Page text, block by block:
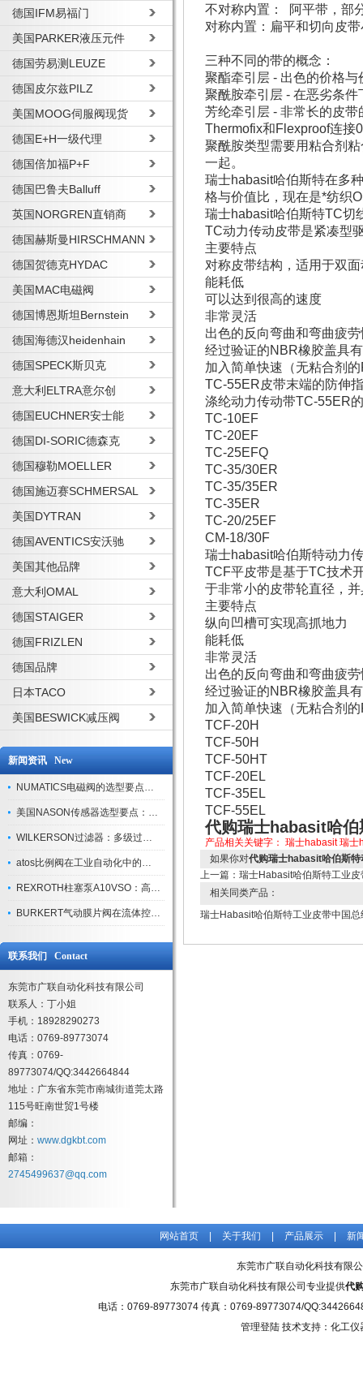
德国IFM易福门
美国PARKER液压元件
德国劳易测LEUZE
德国皮尔兹PILZ
美国MOOG伺服阀现货
德国E+H一级代理
德国倍加福P+F
德国巴鲁夫Balluff
英国NORGREN直销商
德国赫斯曼HIRSCHMANN
德国贺德克HYDAC
美国MAC电磁阀
德国博恩斯坦Bernstein
德国海德汉heidenhain
德国SPECK斯贝克
意大利ELTRA意尔创
德国EUCHNER安士能
德国DI-SORIC德森克
德国穆勒MOELLER
德国施迈赛SCHMERSAL
美国DYTRAN
德国AVENTICS安沃驰
美国其他品牌
意大利OMAL
德国STAIGER
德国FRIZLEN
德国品牌
日本TACO
美国BESWICK减压阀
新闻资讯 New
NUMATICS电磁阀的选型要点与使用注意事项
美国NASON传感器选型要点：精度、量程与接口适配指南
WILKERSON过滤器：多级过滤技术，适配多行业净化需求
atos比例阀在工业自动化中的关键应用
REXROTH柱塞泵A10VSO：高效液压系统的核心组件
BURKERT气动膜片阀在流体控制中的应用
联系我们 Contact
东莞市广联自动化科技有限公司
联系人：丁小姐
手机：18928290273
电话：0769-89773074
传真：0769-
89773074/QQ:3442664844
地址：广东省东莞市南城街道莞太路
115号旺南世贸1号楼
邮编：
网址： www.dgkbt.com
邮箱：
2745499637@qq.com
不对称内置： 阿平带，部
对称内置：扁平和切向皮
三种不同的带的概念：
聚酯牵引层 - 出色的价格与
聚酰胺牵引层 - 在恶劣条件
芳纶牵引层 - 非常长的皮带
Thermofix和Flexproof连接
聚酰胺类型需要用粘合剂
一起。
瑞士habasit哈伯斯特在多
格与价值比，现在是*纺织
瑞士habasit哈伯斯特TC切
TC动力传动皮带是紧凑型
主要特点
对称皮带结构，适用于双
能耗低
可以达到很高的速度
非常灵活
出色的反向弯曲和弯曲疲
经过验证的NBR橡胶盖具
加入简单快速（无粘合剂
TC-55ER皮带末端的防伸指
涤纶动力传动带TC-55ER
TC-10EF
TC-20EF
TC-25EFQ
TC-35/30ER
TC-35/35ER
TC-35ER
TC-20/25EF
CM-18/30F
瑞士habasit哈伯斯特动力
TCF平皮带是基于TC技术
于非常小的皮带轮直径，
主要特点
纵向凹槽可实现高抓地力
能耗低
非常灵活
出色的反向弯曲和弯曲疲
经过验证的NBR橡胶盖具
加入简单快速（无粘合剂
TCF-20H
TCF-50H
TCF-50HT
TCF-20EL
TCF-35EL
TCF-55EL
代购瑞士habasit哈伯
产品相关关键字： 瑞士habasit 瑞士
如果你对代购瑞士habasit哈伯斯特
上一篇： 瑞士Habasit哈伯斯特工业
相关同类产品：
瑞士Habasit哈伯斯特工业皮带中国总
网站首页 关于我们 产品展示 新
东莞市广联自动化科技有限
东莞市广联自动化科技有限公司专业提供代
电话：0769-89773074 传真：0769-89773074/
管理登陆 技术支持：化工